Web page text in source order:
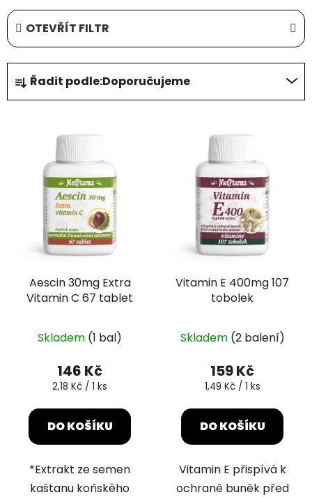
OTEVŘÍT FILTR
Ř
a
z
Řadit podle:Doporučujeme
Aescin 30mg Extra
Vitamin C 67 tablet
Skladem (1 bal)
146 Kč
Měrná
2,18 Kč / 1 ks
DO KOŠÍKU
*Extrakt ze semen
kaštanu koňského
Vitamin E 400mg 107
tobolek
Skladem (2 balení)
159 Kč
Měrná
1,49 Kč / 1 ks
DO KOŠÍKU
Vitamin E přispívá k
ochraně buněk před